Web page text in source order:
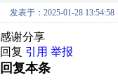
发表于：2025-01-28 13:54:58
感谢分享
回复 引用 举报
回复本条